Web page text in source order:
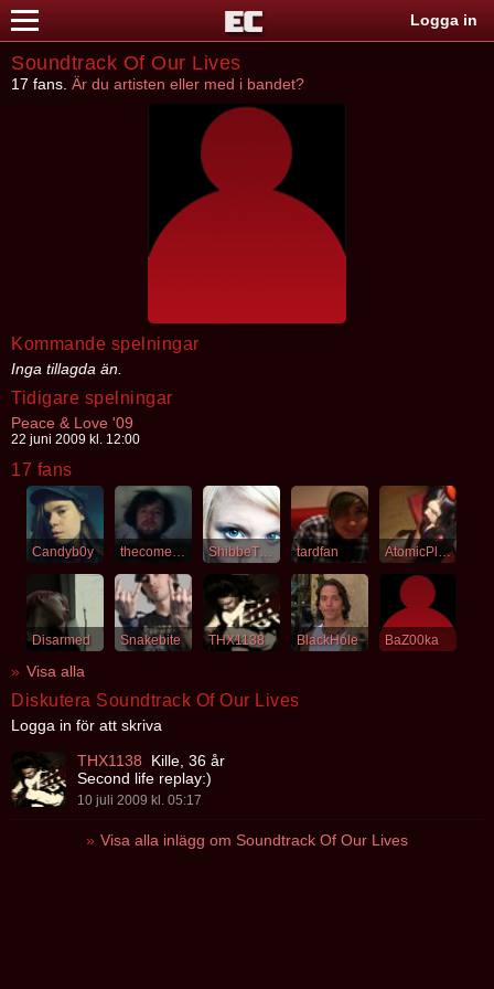
Logga in
Soundtrack Of Our Lives
17 fans. Är du artisten eller med i bandet?
Kommande spelningar
Inga tillagda än.
Tidigare spelningar
Peace & Love '09
22 juni 2009 kl. 12:00
17 fans
Candyb0y thecomeback ShibbeTheMan tardfan AtomicPleasure
Disarmed Snakebite THX1138 BlackHole BaZ00ka
Visa alla
Diskutera Soundtrack Of Our Lives
Logga in för att skriva
THX1138
Kille, 36 år
Second life replay:)
10 juli 2009 kl. 05:17
Visa alla inlägg om Soundtrack Of Our Lives